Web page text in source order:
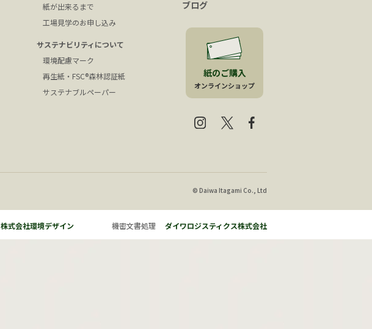
紙が出来るまで
工場見学のお申し込み
サステナビリティについて
環境配慮マーク
再生紙・FSC®森林認証紙
サステナブルペーパー
ブログ
紙のご購入
オンラインショップ
© Daiwa Itagami Co., Ltd
株式会社環境デザイン 機密文書処理 ダイワロジスティクス株式会社